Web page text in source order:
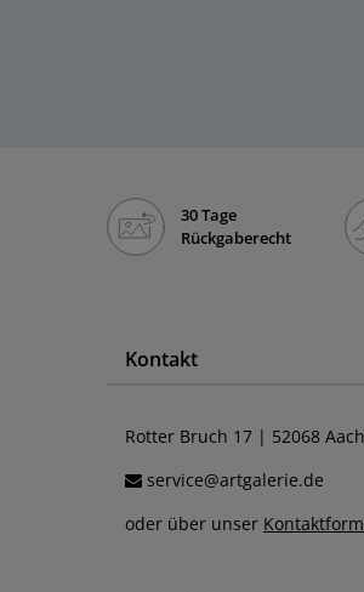
30 Tage
Rückgaberecht
Kontakt
Rotter Bruch 17 | 52068
service@artgalerie.de
oder über unser